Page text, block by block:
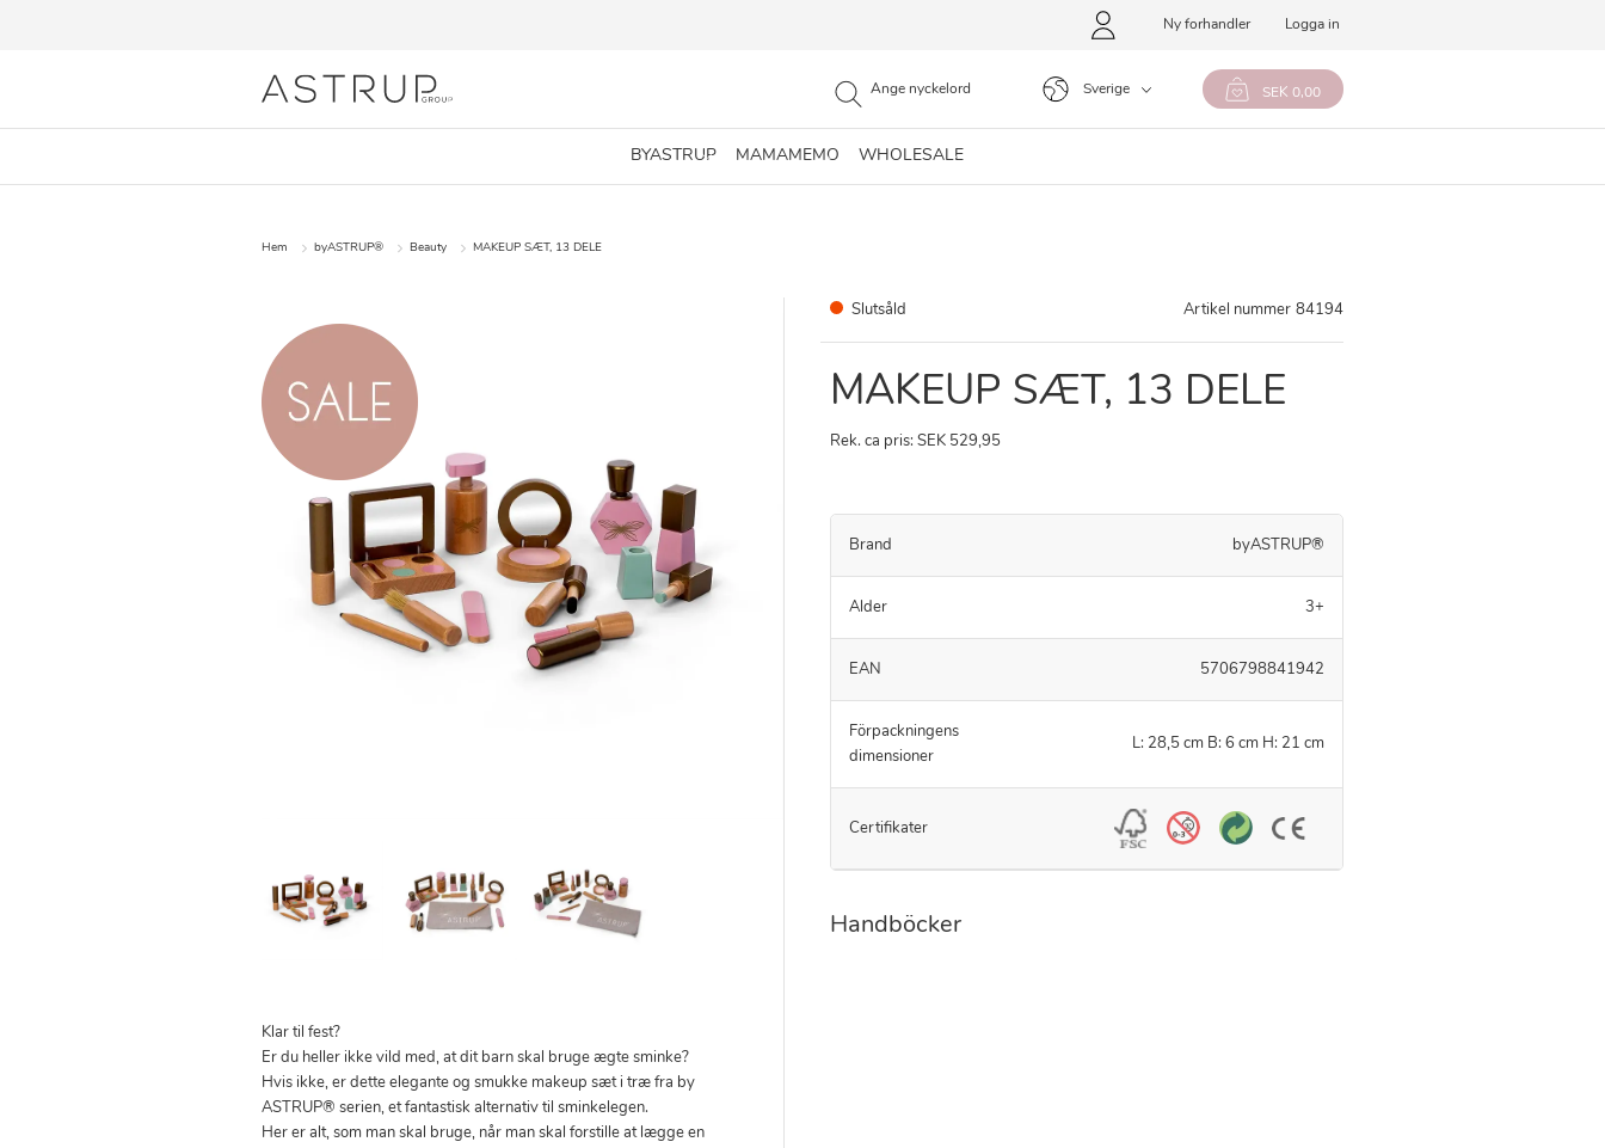
Ny forhandler Logga in
Sverige SEK 0,00
BYASTRUP MAMAMEMO WHOLESALE
Hem byASTRUP® Beauty MAKEUP SÆT, 13 DELE
Klar til fest?
Er du heller ikke vild med, at dit barn skal bruge ægte sminke?
Hvis ikke, er dette elegante og smukke makeup sæt i træ fra by
ASTRUP® serien, et fantastisk alternativ til sminkelegen.
Her er alt, som man skal bruge, når man skal forstille at lægge en
Slutsåld Artikel nummer 84194
MAKEUP SÆT, 13 DELE
Rek. ca pris: SEK 529,95
Brand byASTRUP®
Alder 3+
EAN 5706798841942
Förpackningens
dimensioner
L: 28,5 cm B: 6 cm H: 21 cm
Certifikater
Handböcker